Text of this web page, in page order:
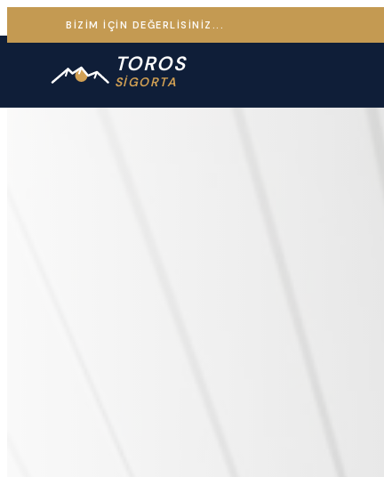
BİZİM İÇİN DEĞERLİSİNİZ...
TOROS
SİGORTA